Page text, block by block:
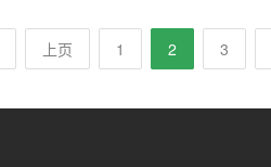
上页 1 2 3